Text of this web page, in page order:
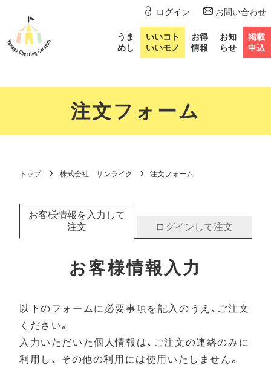
うま
めし
いいコト
いいモノ
お得
情報
お知
らせ
掲載
申込
ログイン お問い合わせ
注文フォーム
トップ 株式会社 サンライク 注文フォーム
お客様情報を入力して
注文
ログインして注文
お客様情報入力
以下のフォームに必要事項を記入のうえ、ご注文
ください。
入力いただいた個人情報は、ご注文の連絡のみに
利用し、
その他の利用には使用いたしません。